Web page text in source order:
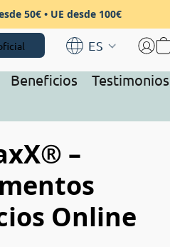
50€ • UE desde 100€
ES
Beneficios Testimonios
–
Online